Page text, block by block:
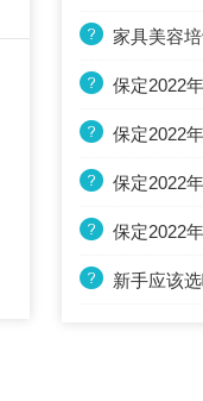
家具美容培训，
保定2022
保定2022
保定2022
保定2022
新手应该